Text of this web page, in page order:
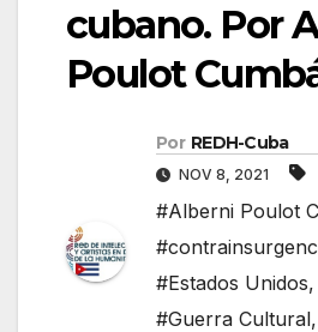
cubano. Por
Poulot
Por REDH-Cuba
NOV 8, 2021
#Alberni Poulot
#Estados Unidos,
#Guerra Cultural,